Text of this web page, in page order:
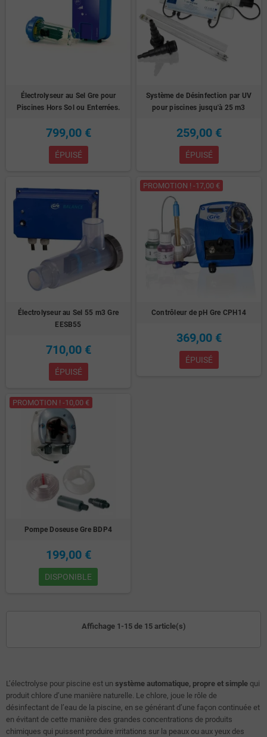
Électrolyseur au Sel Gre pour
Piscines Hors Sol ou Enterrées.
799,00 €
ÉPUISÉ
Système de Désinfection par UV
pour piscines jusqu'à 25 m3
259,00 €
ÉPUISÉ
Électrolyseur au Sel 55 m3 Gre
EESB55
710,00 €
ÉPUISÉ
PROMOTION ! -17,00 €
Contrôleur de pH Gre CPH14
369,00 €
ÉPUISÉ
PROMOTION ! -10,00 €
Pompe Doseuse Gre BDP4
199,00 €
DISPONIBLE
Affichage 1-15 de 15 article(s)
L’électrolyse pour piscine est un système automatique, propre et simple qui
produit chlore d’une manière naturelle. Le chlore, joue le rôle de
désinfectant de l’eau de la piscine, en se générant d’une façon continuée et
en évitant de cette manière des grandes concentrations de produits
chimiques qui puissent produire irritations sur la peaux ou aux yeux des